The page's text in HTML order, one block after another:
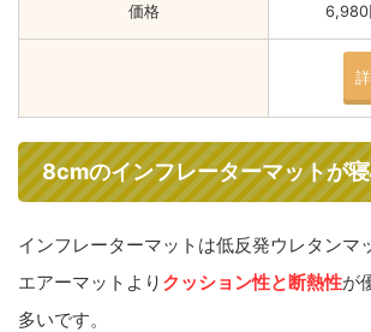
価格 6,980
8cmのインフレーターマットが
インフレーターマットは低反発ウレタンマ
エアーマットより クッション性と断熱性が
多いです。